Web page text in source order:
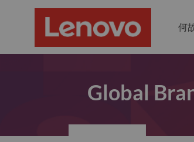
何
Global